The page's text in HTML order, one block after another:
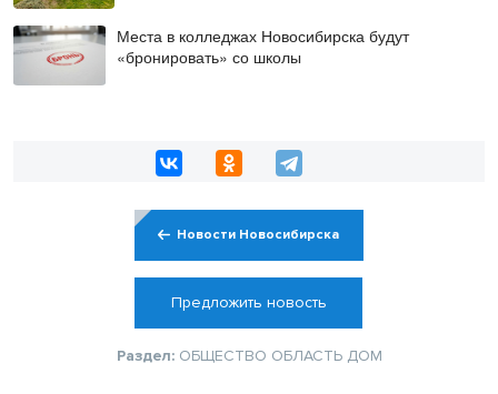
Места в колледжах Новосибирска будут
«бронировать» со школы
Новости Новосибирска
Предложить новость
Раздел: ОБЩЕСТВО ОБЛАСТЬ ДОМ